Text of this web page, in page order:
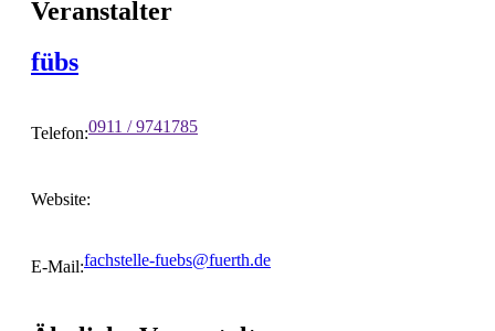
Veranstalter
fübs
Telefon:0911 / 9741785
Website:
E-Mail:fachstelle-fuebs@fuerth.de